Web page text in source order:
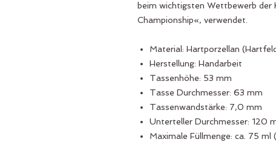
beim wichtigsten Wettbewerb
Championship«, verwendet.
Material: Hartporzellan
Herstellung: Handarbeit
Tassenhöhe: 53 mm
Tasse Durchmesser: 63 mm
Tassenwandstärke: 7,0 mm
Unterteller Durchmesser: 120
Maximale Füllmenge: ca. 75